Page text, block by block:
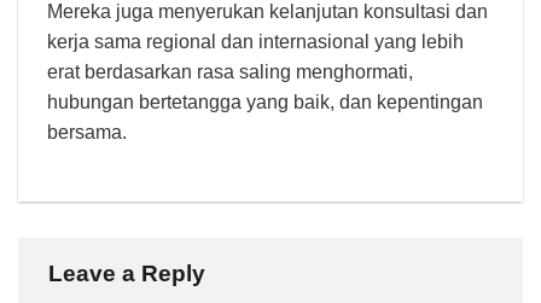
Mereka juga menyerukan kelanjutan konsultasi dan
kerja sama regional dan internasional yang lebih
erat berdasarkan rasa saling menghormati,
hubungan bertetangga yang baik, dan kepentingan
bersama.
Leave a Reply